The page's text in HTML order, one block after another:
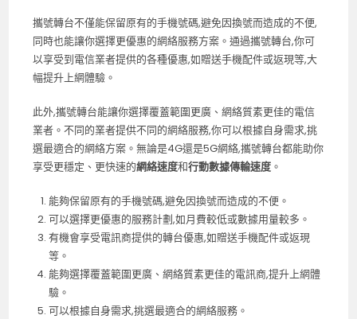
攜號轉台不僅能保留原有的手機號碼,避免因換號而造成的不便,
同時也能讓你選擇更優惠的網絡服務方案。通過攜號轉台,你可
以享受到電信業者提供的各種優惠,如贈送手機配件或返現等,大
幅提升上網體驗。
此外,攜號轉台能讓你選擇覆蓋範圍更廣、網絡質素更佳的電信
業者。不同的業者提供不同的網絡服務,你可以根據自身需求,挑
選最適合的網絡方案。無論是4G還是5G網絡,攜號轉台都能助你
享受更穩定、更快速的網絡速度和行動數據傳輸速度 。
能夠保留原有的手機號碼,避免因換號而造成的不便。
可以選擇更優惠的服務計劃,如月費較低或數據用量較多。
有機會享受電訊商提供的轉台優惠,如贈送手機配件或返現
等。
能夠選擇覆蓋範圍更廣、網絡質素更佳的電訊商,提升上網體
驗。
可以根據自身需求,挑選最適合的網絡服務。